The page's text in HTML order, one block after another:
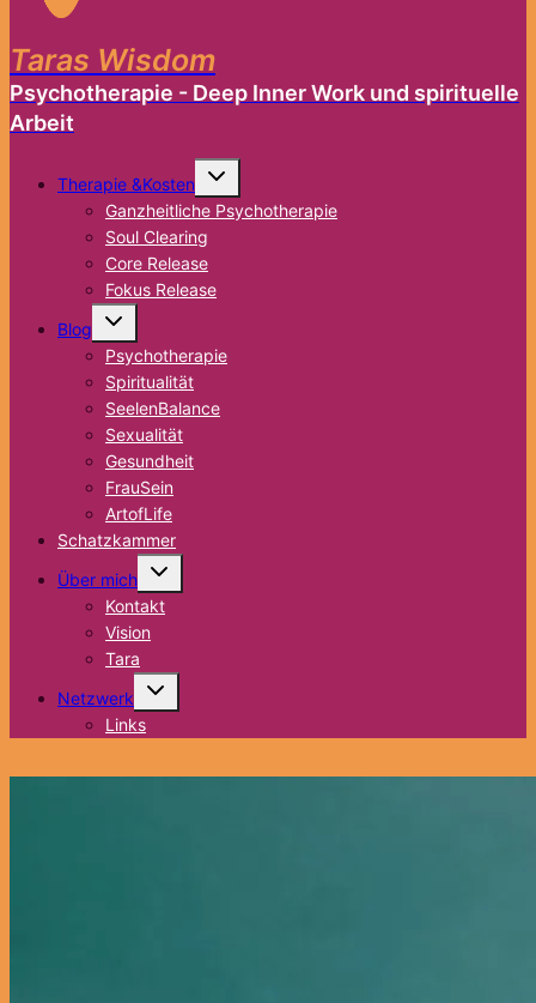
Taras Wisdom
Psychotherapie - Deep Inner Work und spirituelle
Arbeit
Therapie &Kosten
Untermenü
Ganzheitliche Psychotherapie
Soul Clearing
Core Release
Fokus Release
Blog
Untermenü
Psychotherapie
Spiritualität
SeelenBalance
Sexualität
Gesundheit
FrauSein
ArtofLife
Schatzkammer
Über mich
Untermenü
Kontakt
Vision
Tara
Netzwerk
Untermenü
Links